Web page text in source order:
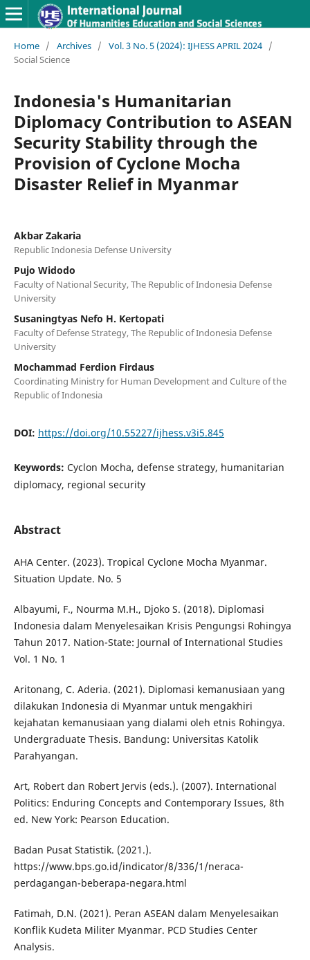
Home / Archives / Vol. 3 No. 5 (2024): IJHESS APRIL 2024 /
Social Science
Indonesia's Humanitarian
Diplomacy Contribution to ASEAN
Security Stability through the
Provision of Cyclone Mocha
Disaster Relief in Myanmar
Akbar Zakaria
Republic Indonesia Defense University
Pujo Widodo
Faculty of National Security, The Republic of Indonesia Defense
University
Susaningtyas Nefo H. Kertopati
Faculty of Defense Strategy, The Republic of Indonesia Defense
University
Mochammad Ferdion Firdaus
Coordinating Ministry for Human Development and Culture of the
Republic of Indonesia
DOI: https://doi.org/10.55227/ijhess.v3i5.845
Keywords: Cyclon Mocha, defense strategy, humanitarian
diplomacy, regional security
Abstract
AHA Center. (2023). Tropical Cyclone Mocha Myanmar.
Situation Update. No. 5
Albayumi, F., Nourma M.H., Djoko S. (2018). Diplomasi
Indonesia dalam Menyelesaikan Krisis Pengungsi Rohingya
Tahun 2017. Nation-State: Journal of International Studies
Vol. 1 No. 1
Aritonang, C. Aderia. (2021). Diplomasi kemanusiaan yang
dilakukan Indonesia di Myanmar untuk mengakhiri
kejahatan kemanusiaan yang dialami oleh etnis Rohingya.
Undergraduate Thesis. Bandung: Universitas Katolik
Parahyangan.
Art, Robert dan Robert Jervis (eds.). (2007). International
Politics: Enduring Concepts and Contemporary Issues, 8th
ed. New York: Pearson Education.
Badan Pusat Statistik. (2021.).
https://www.bps.go.id/indicator/8/336/1/neraca-
perdagangan-beberapa-negara.html
Fatimah, D.N. (2021). Peran ASEAN dalam Menyelesaikan
Konflik Kudeta Militer Myanmar. PCD Studies Center
Analysis.